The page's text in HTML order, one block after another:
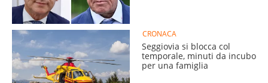
CRONACA
Seggiovia si blocca col
temporale, minuti da incubo
per una famiglia